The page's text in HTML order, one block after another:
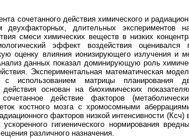
сочетанного действия химического и
двухфакторных, длительных экспериментов
смеси химических веществ в низких
эффект воздействия оценивался
оценку влияния ионизирующего излучения и
данных показал доминирующую роль
Экспериментальная математическая
с использованием матрицы планирования
основан на биохимических
действие факторов
костного мозга с хромосомными
факторов низкой интенсивности (Ксч)
гигиенического нормирования
различного назначения.